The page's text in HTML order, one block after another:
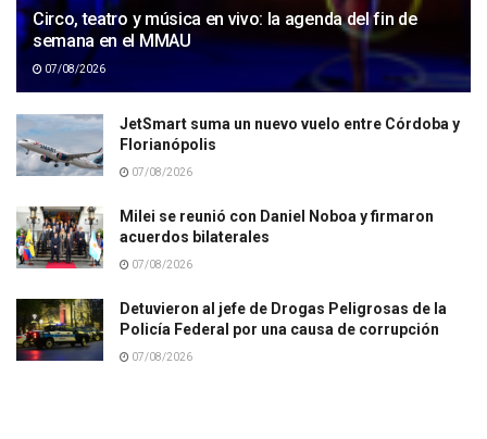
Circo, teatro y música en vivo: la agenda del fin de
semana en el MMAU
07/08/2026
JetSmart suma un nuevo vuelo entre Córdoba y
Florianópolis
07/08/2026
Milei se reunió con Daniel Noboa y firmaron
acuerdos bilaterales
07/08/2026
Detuvieron al jefe de Drogas Peligrosas de la
Policía Federal por una causa de corrupción
07/08/2026